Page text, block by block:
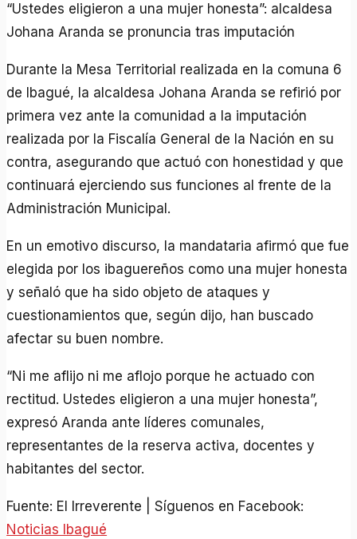
“Ustedes eligieron a una mujer honesta”: alcaldesa
Johana Aranda se pronuncia tras imputación
Durante la Mesa Territorial realizada en la comuna 6
de Ibagué, la alcaldesa Johana Aranda se refirió por
primera vez ante la comunidad a la imputación
realizada por la Fiscalía General de la Nación en su
contra, asegurando que actuó con honestidad y que
continuará ejerciendo sus funciones al frente de la
Administración Municipal.
En un emotivo discurso, la mandataria afirmó que fue
elegida por los ibaguereños como una mujer honesta
y señaló que ha sido objeto de ataques y
cuestionamientos que, según dijo, han buscado
afectar su buen nombre.
“Ni me aflijo ni me aflojo porque he actuado con
rectitud. Ustedes eligieron a una mujer honesta”,
expresó Aranda ante líderes comunales,
representantes de la reserva activa, docentes y
habitantes del sector.
Fuente: El Irreverente | Síguenos en Facebook:
Noticias Ibagué